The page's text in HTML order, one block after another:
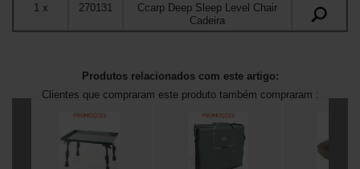
1 x 270131
Ccarp Deep Sleep Level Chair
Cadeira
Produtos relacionados com este artigo:
Clientes que compraram este produto também compraram :